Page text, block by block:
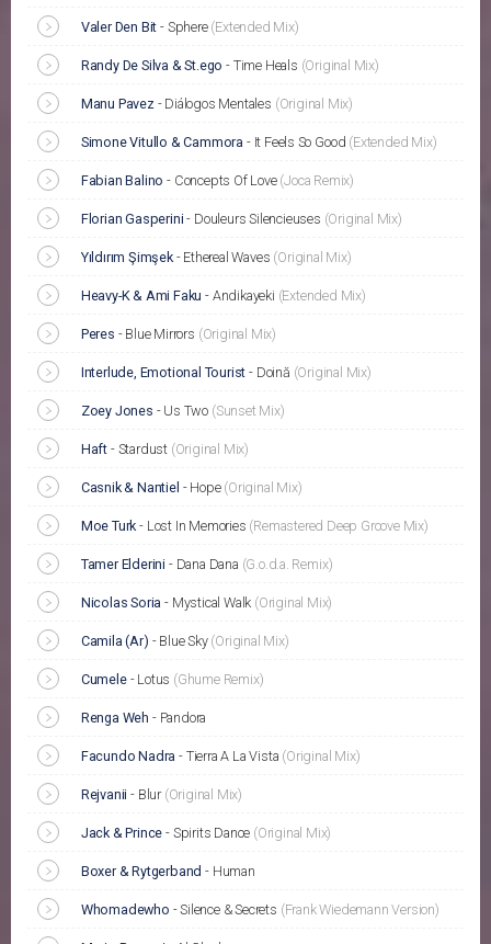
Valer Den Bit - Sphere (Extended Mix)
Randy De Silva & St.ego - Time Heals (Original Mix)
Manu Pavez- Diálogos Mentales (Original Mix)
Simone Vitullo & Cammora - It Feels So Good (Extended Mix)
Fabian Balino - Concepts Of Love (Joca Remix)
Florian Gasperini - Douleurs Silencieuses (Original Mix)
Yıldırım Şimşek- Ethereal Waves (Original Mix)
Heavy-K & Ami Faku - Andikayeki (Extended Mix)
Peres - Blue Mirrors (Original Mix)
Interlude, Emotional Tourist - Doină (Original Mix)
Zoey Jones - Us Two (Sunset Mix)
Haft - Stardust (Original Mix)
Casnik & Nantiel - Hope (Original Mix)
Moe Turk - Lost In Memories (Remastered Deep Groove Mix)
Tamer Elderini - Dana Dana (G.o.d.a. Remix)
Nicolas Soria - Mystical Walk (Original Mix)
Camila (Ar) - Blue Sky (Original Mix)
Cumele- Lotus (Ghume Remix)
Renga Weh - Pandora
Facundo Nadra - Tierra A La Vista (Original Mix)
Rejvanii - Blur (Original Mix)
Jack & Prince - Spirits Dance (Original Mix)
Boxer & Rytgerband - Human
Whomadewho -Silence & Secrets (Frank Wiedemann Version)